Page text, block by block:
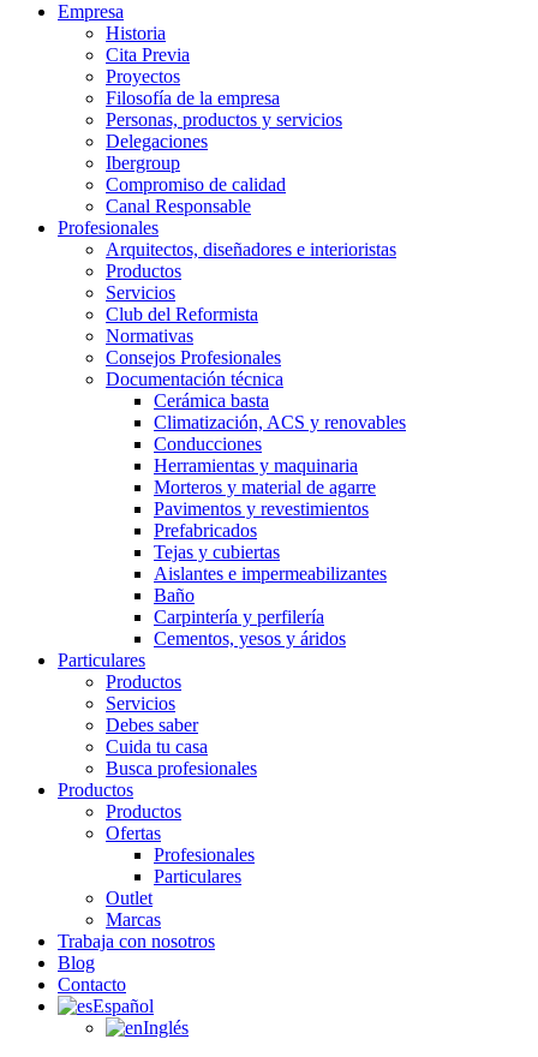
Empresa
Historia
Cita Previa
Proyectos
Filosofía de la empresa
Personas, productos y servicios
Delegaciones
Ibergroup
Compromiso de calidad
Canal Responsable
Profesionales
Arquitectos, diseñadores e interioristas
Productos
Servicios
Club del Reformista
Normativas
Consejos Profesionales
Documentación técnica
Cerámica basta
Climatización, ACS y renovables
Conducciones
Herramientas y maquinaria
Morteros y material de agarre
Pavimentos y revestimientos
Prefabricados
Tejas y cubiertas
Aislantes e impermeabilizantes
Baño
Carpintería y perfilería
Cementos, yesos y áridos
Particulares
Productos
Servicios
Debes saber
Cuida tu casa
Busca profesionales
Productos
Productos
Ofertas
Profesionales
Particulares
Outlet
Marcas
Trabaja con nosotros
Blog
Contacto
Español
Inglés